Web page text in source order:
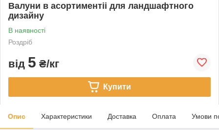
Валуни в асортиментіі для ландшафтного
дизайну
В наявності
Роздріб
від 5 ₴/кг
Купити
Опис Характеристики Доставка Оплата Умови